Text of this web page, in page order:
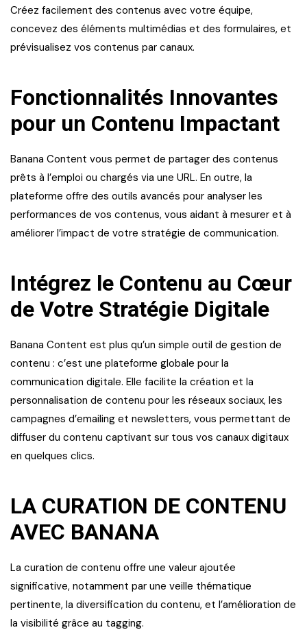
Créez facilement des contenus avec votre équipe,
concevez des éléments multimédias et des formulaires, et
prévisualisez vos contenus par canaux.
Fonctionnalités Innovantes
pour un Contenu Impactant
Banana Content vous permet de partager des contenus
prêts à l’emploi ou chargés via une URL. En outre, la
plateforme offre des outils avancés pour analyser les
performances de vos contenus, vous aidant à mesurer et à
améliorer l’impact de votre stratégie de communication.
Intégrez le Contenu au Cœur
de Votre Stratégie Digitale
Banana Content est plus qu’un simple outil de gestion de
contenu : c’est une plateforme globale pour la
communication digitale. Elle facilite la création et la
personnalisation de contenu pour les réseaux sociaux, les
campagnes d’emailing et newsletters, vous permettant de
diffuser du contenu captivant sur tous vos canaux digitaux
en quelques clics.
LA CURATION DE CONTENU
AVEC BANANA
La curation de contenu offre une valeur ajoutée
significative, notamment par une veille thématique
pertinente, la diversification du contenu, et l’amélioration de
la visibilité grâce au tagging.